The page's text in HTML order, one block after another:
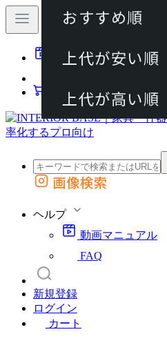
動画マニュアル
カート
外部サイトの商品をカートに追加
画像検索
ヘルプ
動画マニュアル
FAQ
新規登録
ログイン
カート
おすすめ順
上代が安い順
上代が高い順